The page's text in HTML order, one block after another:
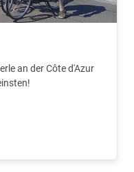
an der Côte d'Azur